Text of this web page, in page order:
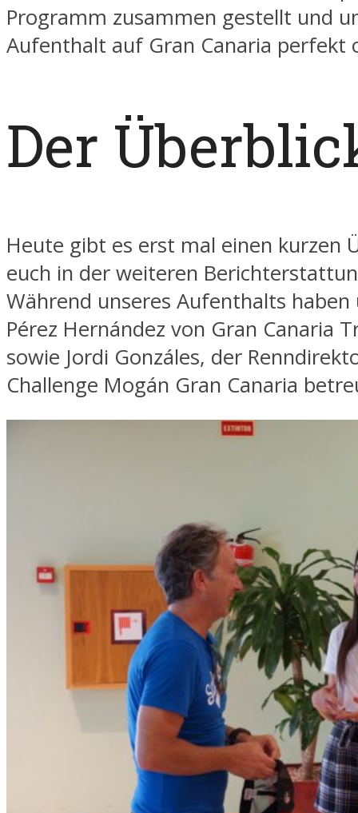
Programm zusammen gestellt und
Aufenthalt auf Gran Canaria perfekt
Der
Heute gibt es erst mal einen kurzen
euch in der weiteren
Während unseres Aufenthalts haben
Pérez Hernández von Gran Canaria
sowie Jordi Gonzáles, der
Challenge Mogán Gran Canaria